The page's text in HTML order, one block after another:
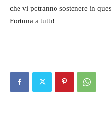
che vi potranno sostenere in
Fortuna a tutti!